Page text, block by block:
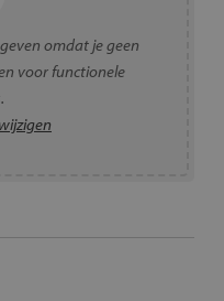
omdat je geen
voor functionele